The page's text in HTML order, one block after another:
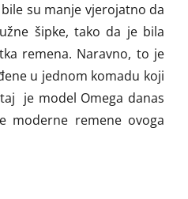
su manje vjerojatno da
šipke, tako da je bila
remena. Naravno, to je
u jednom komadu koji
je model Omega danas
moderne remene ovoga